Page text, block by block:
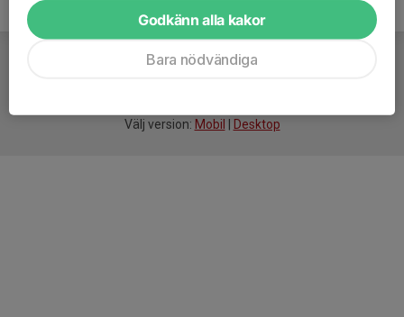
Välj version: Mobil Desktop
Godkänn alla kakor
Bara nödvändiga